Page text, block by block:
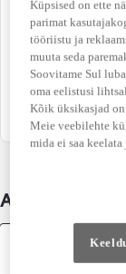
114WKS
Kütusekulu
(kombineeritud)
5,7 l / 100 km
Auto üksikasjad
Küpsised on ette
parimat
tööriistu ja
muuta seda
Soovitame Sul
oma eelistusi
Kõik üksikasjad
Meie veebilehte
mida ei saa